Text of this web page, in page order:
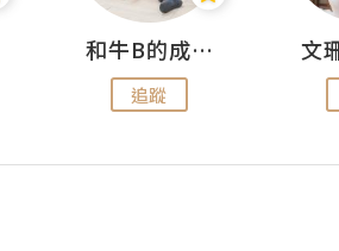
和牛B的成長日記
追蹤